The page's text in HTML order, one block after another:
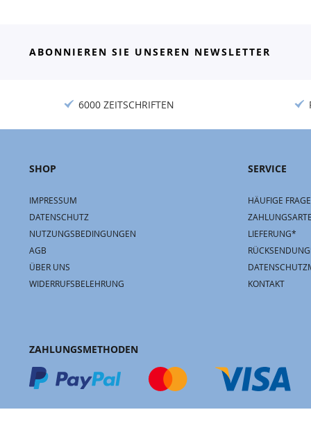
ABONNIEREN SIE UNSEREN NEWSLETTER
6000 ZEITSCHRIFTEN
SHOP
IMPRESSUM
DATENSCHUTZ
NUTZUNGSBEDINGUNGEN
AGB
ÜBER UNS
WIDERRUFSBELEHRUNG
SERVICE
HÄUFIGE
LIEFERUNG*
KONTAKT
ZAHLUNGSMETHODEN